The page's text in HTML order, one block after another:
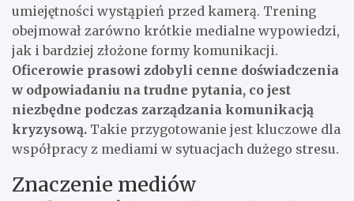
umiejętności wystąpień przed kamerą. Trening
obejmował zarówno krótkie medialne wypowiedzi,
jak i bardziej złożone formy komunikacji.
Oficerowie prasowi zdobyli cenne doświadczenia
w odpowiadaniu na trudne pytania, co jest
niezbędne podczas zarządzania komunikacją
kryzysową. Takie przygotowanie jest kluczowe dla
współpracy z mediami w sytuacjach dużego stresu.
Znaczenie mediów